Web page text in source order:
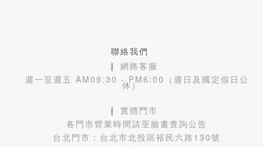
聯絡我們
❙ 網路客服
週一至週五 AM09:30 - PM6:00（週日及國定假日公
休）
❙ 實體門市
各門市營業時間請至臉書查詢公告
台北門市： 台北市北投區裕民六路130號